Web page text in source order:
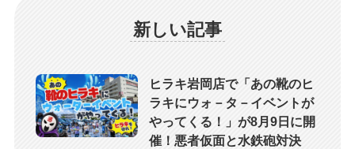
新しい記事
ヒラキ岩岡店で「あの靴のヒ
ラキにウォ－タ－イベントが
やってくる！」が8月9日に開
催！悪者仮面と水鉄砲対決